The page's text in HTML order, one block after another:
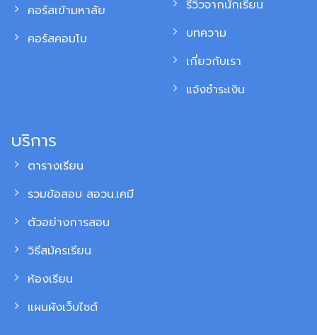
คอร์สเข้ามหาลัย
คอร์สคอมโบ
รีวิวจากนักเรียน
บทความ
เกี่ยวกับเรา
แจ้งชำระเงิน
บริการ
ตารางเรียน
รวมข้อสอบ สอวน.เคมี
ตัวอย่างการสอน
วิธีสมัครเรียน
ห้องเรียน
แผนผังเว็บไซต์